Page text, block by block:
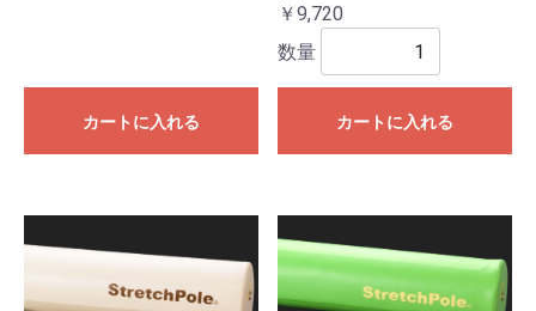
カートに入れる
￥9,720
数量
カートに入れる